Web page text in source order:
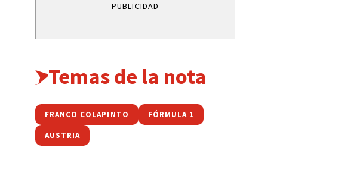
PUBLICIDAD
Temas de la nota
FRANCO COLAPINTO FÓRMULA 1
AUSTRIA